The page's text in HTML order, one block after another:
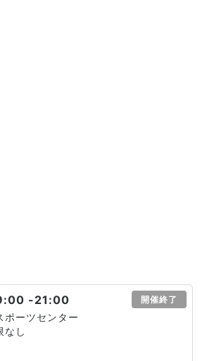
-21:00 開催終了
ポーツセンター
なし